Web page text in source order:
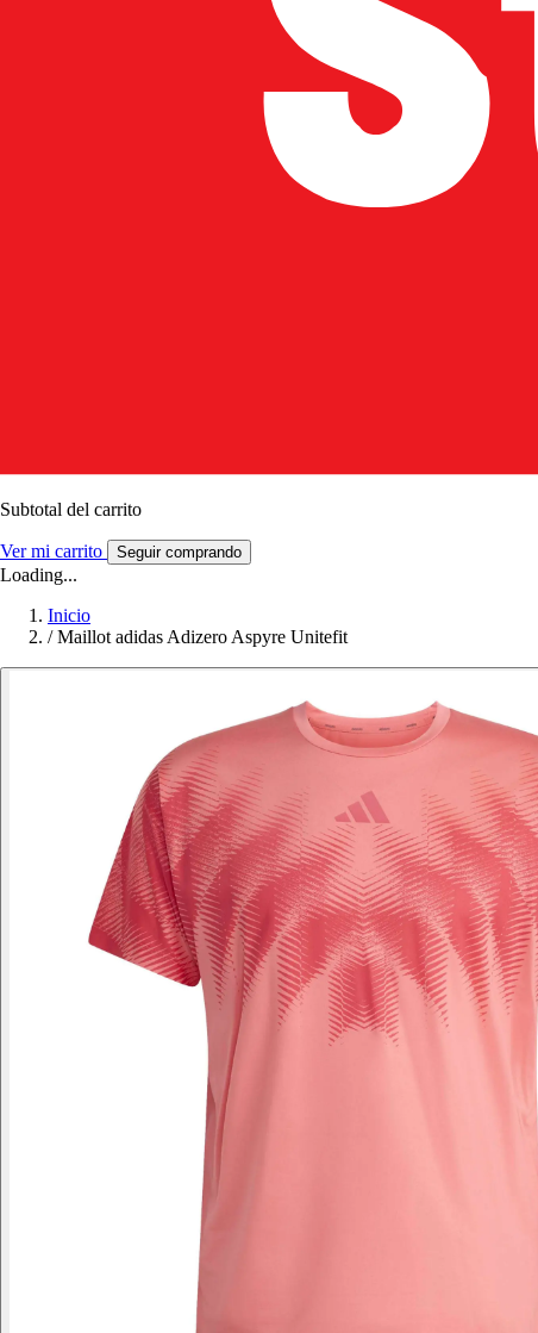
Subtotal del carrito
Ver mi carrito Seguir comprando
Loading...
Inicio
/ Maillot adidas Adizero Aspyre Unitefit